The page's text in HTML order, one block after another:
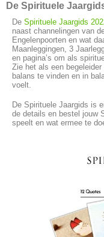
De Spirituele
De Spirituele Jaargids
naast channelingen van
Engelenpoorten en wat
Maanleggingen, 3
en pagina’s om als
Zie het als een
balans te vinden en in
voelt.
De Spirituele Jaargids is
de details en bestel jouw
speelt en wat ermee te